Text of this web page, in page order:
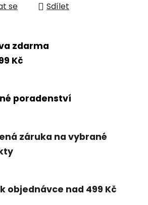
se Sdílet
zdarma
Kč
poradenství
záruka na vybrané
objednávce nad 499 Kč